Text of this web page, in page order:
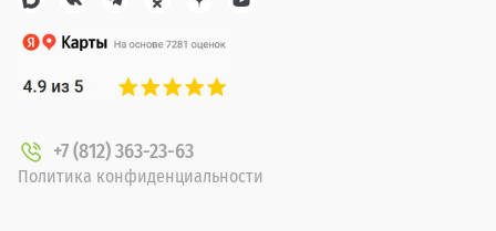
+7 (812) 363-23-63
Политика конфиденциальности